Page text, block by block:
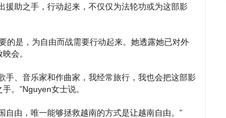
援助之手，行动起来，不仅仅为法轮功或为这部影
的是，为自由而战需要行动起来。她透露她已对外
会。
手、音乐家和作曲家，我经常旅行，我也会把这部影
。”Nguyen女士说。
自由，唯一能够拯救越南的方式是让越南自由。”